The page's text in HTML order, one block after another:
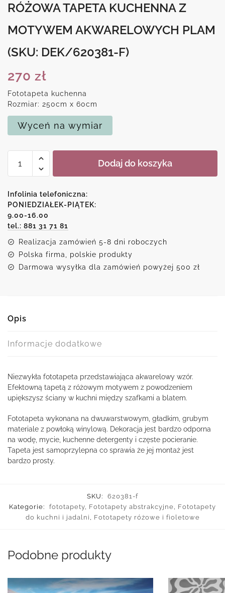
RÓŻOWA TAPETA KUCHENNA Z
MOTYWEM AKWARELOWYCH PLAM
(SKU: DEK/620381-F)
270 zł
Fototapeta kuchenna
Rozmiar: 250cm x 60cm
Wyceń na wymiar
Różowa
kuchenna
z
motywem
akwarelowych
plam
Dodaj do koszyka
Infolinia telefoniczna:
PONIEDZIAŁEK-PIĄTEK:
9.00-16.00
tel.: 881 31 71 81
Realizacja zamówień 5-8 dni roboczych
Polska firma, polskie produkty
Darmowa wysyłka dla zamówień powyżej 500 zł
Opis
Informacje dodatkowe
Niezwykła fototapeta przedstawiająca akwarelowy wzór.
Efektowną tapetą z różowym motywem z powodzeniem
upiększysz ściany w kuchni między szafkami a blatem.
Fototapeta wykonana na dwuwarstwowym, gładkim, grubym
materiale z powłoką winylową. Dekoracja jest bardzo odporna
na wodę, mycie, kuchenne detergenty i częste pocieranie.
Tapeta jest samoprzylepna co sprawia że jej montaż jest
bardzo prosty.
SKU:
620381-f
Kategorie:
fototapety Fototapety abstrakcyjne
Fototapety
do kuchni i jadalni
Fototapety różowe i fioletowe
Podobne produkty